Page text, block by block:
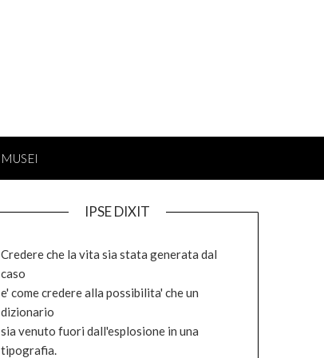
MUSEI
IPSE DIXIT
Credere che la vita sia stata generata dal
caso
e' come credere alla possibilita' che un
dizionario
sia venuto fuori dall'esplosione in una
tipografia.